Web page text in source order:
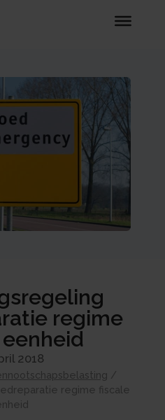
regime
2018
/
regime fiscale